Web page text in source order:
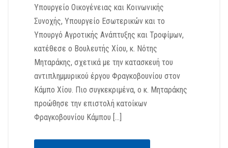
Υπουργείο Οικογένειας και Κοινωνικής
Συνοχής, Υπουργείο Εσωτερικών και το
Υπουργό Αγροτικής Ανάπτυξης και Τροφίμων,
κατέθεσε ο Βουλευτής Χίου, κ. Νότης
Μηταράκης, σχετικά με την κατασκευή του
αντιπλημμυρικού έργου Φραγκοβουνίου στον
Κάμπο Χίου. Πιο συγκεκριμένα, ο κ. Μηταράκης
προώθησε την επιστολή κατοίκων
Φραγκοβουνίου Κάμπου […]